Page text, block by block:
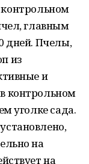
контрольном
главным
дней. Пчелы,
из
и
контрольном
уголке сада.
на
на